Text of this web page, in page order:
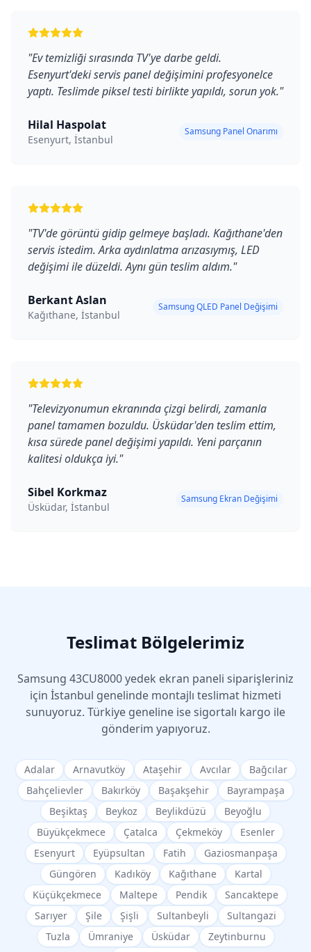
"Ev temizliği sırasında TV'ye darbe geldi.
Esenyurt'deki servis panel değişimini profesyonelce
yaptı. Teslimde piksel testi birlikte yapıldı, sorun yok."
Hilal Haspolat
Esenyurt, İstanbul
Samsung Panel Onarımı
"TV'de görüntü gidip gelmeye başladı. Kağıthane'den
servis istedim. Arka aydınlatma arızasıymış, LED
değişimi ile düzeldi. Aynı gün teslim aldım."
Berkant Aslan
Kağıthane, İstanbul
Samsung QLED Panel Değişimi
"Televizyonumun ekranında çizgi belirdi, zamanla
panel tamamen bozuldu. Üsküdar'den teslim ettim,
kısa sürede panel değişimi yapıldı. Yeni parçanın
kalitesi oldukça iyi."
Sibel Korkmaz
Üsküdar, İstanbul
Samsung Ekran Değişimi
Teslimat Bölgelerimiz
Samsung 43CU8000yedek ekran paneli siparişleriniz
için İstanbul genelinde montajlı teslimat hizmeti
sunuyoruz. Türkiye geneline ise sigortalı kargo ile
gönderim yapıyoruz.
Adalar Arnavutköy Ataşehir Avcılar
Bağcılar
Bahçelievler
Bakırköy Başakşehir
Bayrampaşa
Beşiktaş
Beykoz Beylikdüzü
Beyoğlu
Büyükçekmece
Çatalca Çekmeköy
Esenler
Esenyurt
Eyüpsultan Fatih
Gaziosmanpaşa
Güngören
Kadıköy Kağıthane
Kartal
Küçükçekmece
Maltepe Pendik
Sancaktepe
Sarıyer
Şile Şişli Sultanbeyli
Sultangazi
Tuzla
Ümraniye Üsküdar
Zeytinburnu